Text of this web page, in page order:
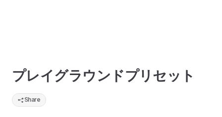
プレイグラウンドプリセット
Share